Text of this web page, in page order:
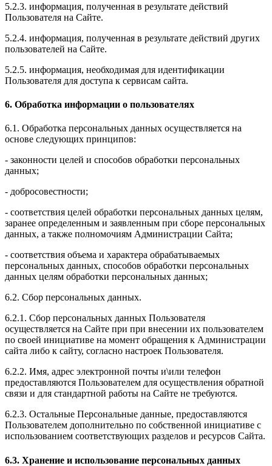
5.2.3. информация, полученная в результате действий
Пользователя на Сайте.
5.2.4. информация, полученная в результате действий других
пользователей на Сайте.
5.2.5. информация, необходимая для идентификации
Пользователя для доступа к сервисам сайта.
6. Обработка информации о пользователях
6.1. Обработка персональных данных осуществляется на
основе следующих принципов:
- законности целей и способов обработки персональных
данных;
- добросовестности;
- соответствия целей обработки персональных данных целям,
заранее определенным и заявленным при сборе персональных
данных, а также полномочиям Администрации Сайта;
- соответствия объема и характера обрабатываемых
персональных данных, способов обработки персональных
данных целям обработки персональных данных;
6.2. Сбор персональных данных.
6.2.1. Сбор персональных данных Пользователя
осуществляется на Сайте при при внесении их пользователем
по своей инициативе на момент обращения к Администрации
сайта либо к сайту, согласно настроек Пользователя.
6.2.2. Имя, адрес электронной почты и\или телефон
предоставляются Пользователем для осуществления обратной
связи и для стандартной работы на Сайте не требуются.
6.2.3. Остальные Персональные данные, предоставляются
Пользователем дополнительно по собственной инициативе с
использованием соответствующих разделов и ресурсов Сайта.
6.3. Хранение и использование персональных данных